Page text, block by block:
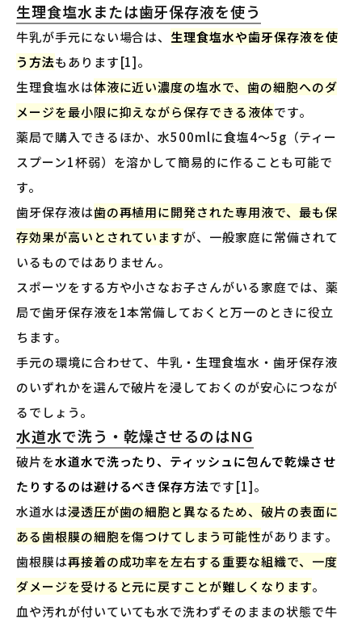
生理食塩水または歯牙保存液を使う
牛乳が手元にない場合は、 生理食塩水や歯牙保存液を使
う方法もあります[1]。
生理食塩水は体液に近い濃度の塩水で、歯の細胞へのダ
メージを最小限に抑えながら保存できる液体です。
薬局で購入できるほか、水500mlに食塩4〜5g（ティー
スプーン1杯弱）を溶かして簡易的に作ることも可能で
す。
歯牙保存液は歯の再植用に開発された専用液で、最も保
存効果が高いとされていますが、一般家庭に常備されて
いるものではありません。
スポーツをする方や小さなお子さんがいる家庭では、薬
局で歯牙保存液を1本常備しておくと万一のときに役立
ちます。
手元の環境に合わせて、牛乳・生理食塩水・歯牙保存液
のいずれかを選んで破片を浸しておくのが安心につなが
るでしょう。
水道水で洗う・乾燥させるのはNG
破片を水道水で洗ったり、ティッシュに包んで乾燥させ
たりするのは避けるべき保存方法です[1]。
水道水は浸透圧が歯の細胞と異なるため、破片の表面に
ある歯根膜の細胞を傷つけてしまう可能性があります。
歯根膜は再接着の成功率を左右する重要な組織で、一度
ダメージを受けると元に戻すことが難しくなります。
血や汚れが付いていても水で洗わずそのままの状態で牛